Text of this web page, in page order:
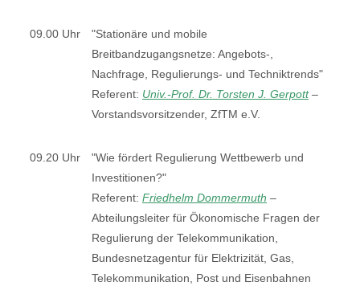
09.00 Uhr
"Stationäre und mobile
Breitbandzugangsnetze: Angebots-,
Nachfrage, Regulierungs- und Techniktrends"
Referent: Univ.-Prof. Dr. Torsten J. Gerpott–
Vorstandsvorsitzender, ZfTM e.V.
09.20 Uhr
"Wie fördert Regulierung Wettbewerb und
Investitionen?"
Referent: Friedhelm Dommermuth –
Abteilungsleiter für Ökonomische Fragen der
Regulierung der Telekommunikation,
Bundesnetzagentur für Elektrizität, Gas,
Telekommunikation, Post und Eisenbahnen